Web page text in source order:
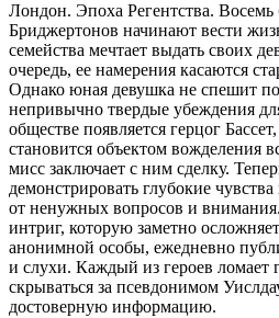
Лондон. Эпоха Регентства. Восемь
Бриджертонов начинают вести
семейства мечтает выдать своих
очередь, ее намерения касаются
Однако юная девушка не спешит
непривычно твердые убеждения
обществе появляется герцог
становится объектом вожделения
мисс заключает с ним сделку.
демонстрировать глубокие
от ненужных вопросов и
интриг, которую заметно
анонимной особы, ежедневно
и слухи. Каждый из героев ломает
скрываться за псевдонимом
достоверную информацию.